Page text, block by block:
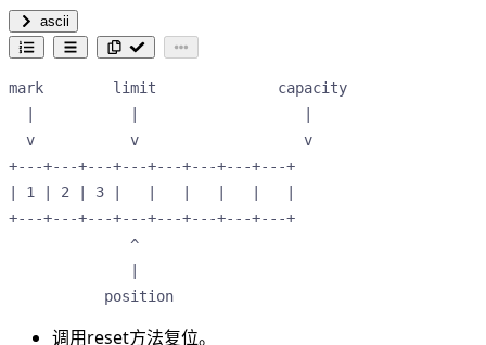
ascii
mark        limit              capacity
  v           v                   v
+---+---+---+---+---+---+---+---+
| 1 | 2 | 3 |   |   |   |   |   |
+---+---+---+---+---+---+---+---+
              ^
           position
调用reset方法复位。